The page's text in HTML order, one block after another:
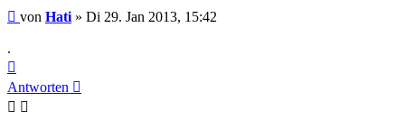
Beitrag
von Hati » Di 29. Jan 2013, 15:42
.
oben
Antworten